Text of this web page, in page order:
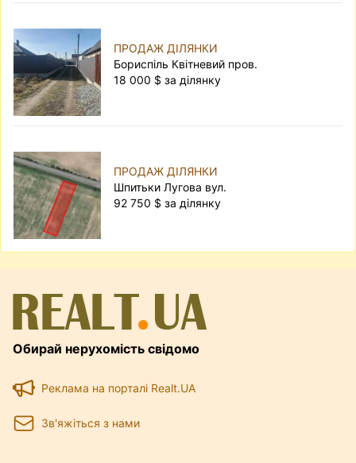
ПРОДАЖ ДІЛЯНКИ
Бориспіль Квітневий пров.
18 000 $ за ділянку
ПРОДАЖ ДІЛЯНКИ
Шпитьки Лугова вул.
92 750 $ за ділянку
Обирай нерухомість свідомо
Реклама на порталі Realt.UA
Зв'яжіться з нами